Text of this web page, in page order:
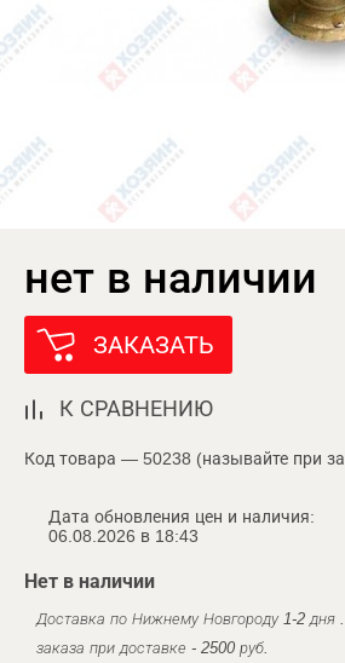
нет в наличии
ЗАКАЗАТЬ
К СРАВНЕНИЮ
Код товара — 50238 (называйте при
Дата обновления цен и наличия:
06.08.2026 в 18:43
Нет в наличии
Доставка по Нижнему Новгороду 1-2
заказа при доставке - 2500 руб.